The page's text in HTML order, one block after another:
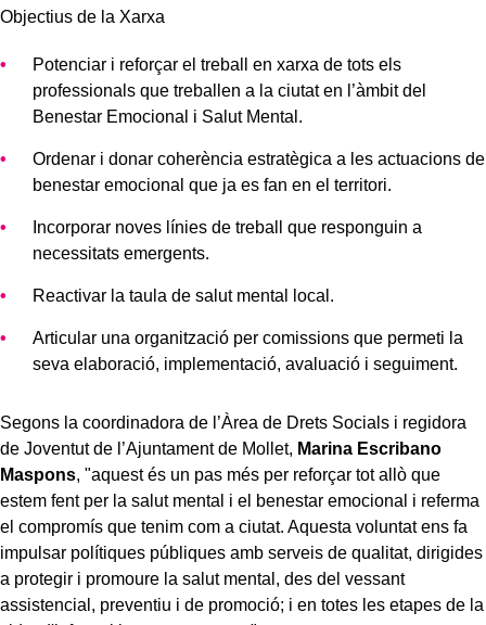
Objectius de la Xarxa
Potenciar i reforçar el treball en xarxa de tots els
professionals que treballen a la ciutat en l’àmbit del
Benestar Emocional i Salut Mental.
Ordenar i donar coherència estratègica a les actuacions de
benestar emocional que ja es fan en el territori.
Incorporar noves línies de treball que responguin a
necessitats emergents.
Reactivar la taula de salut mental local.
Articular una organització per comissions que permeti la
seva elaboració, implementació, avaluació i seguiment.
Segons la coordinadora de l’Àrea de Drets Socials i regidora
de Joventut de l’Ajuntament de Mollet, Marina Escribano
Maspons, "aquest és un pas més per reforçar tot allò que
estem fent per la salut mental i el benestar emocional i referma
el compromís que tenim com a ciutat. Aquesta voluntat ens fa
impulsar polítiques públiques amb serveis de qualitat, dirigides
a protegir i promoure la salut mental, des del vessant
assistencial, preventiu i de promoció; i en totes les etapes de la